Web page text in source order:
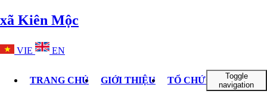
xã Kiên Mộc
VIE EN
TRANG CHỦ GIỚI THIỆU TỔ CHỨC BỘ MÁY
Toggle
navigation